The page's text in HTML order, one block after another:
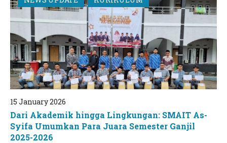
15 January 2026
Dari Akademik hingga Lingkungan: SMAIT As-
Syifa Umumkan Para Juara Semester Ganjil
2025-2026